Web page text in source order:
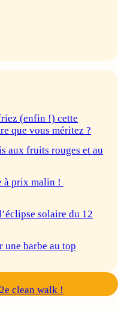
(enfin !) cette
que vous méritez ?
aux fruits rouges et au
à prix malin !
solaire du 12
une barbe au top
clean walk !